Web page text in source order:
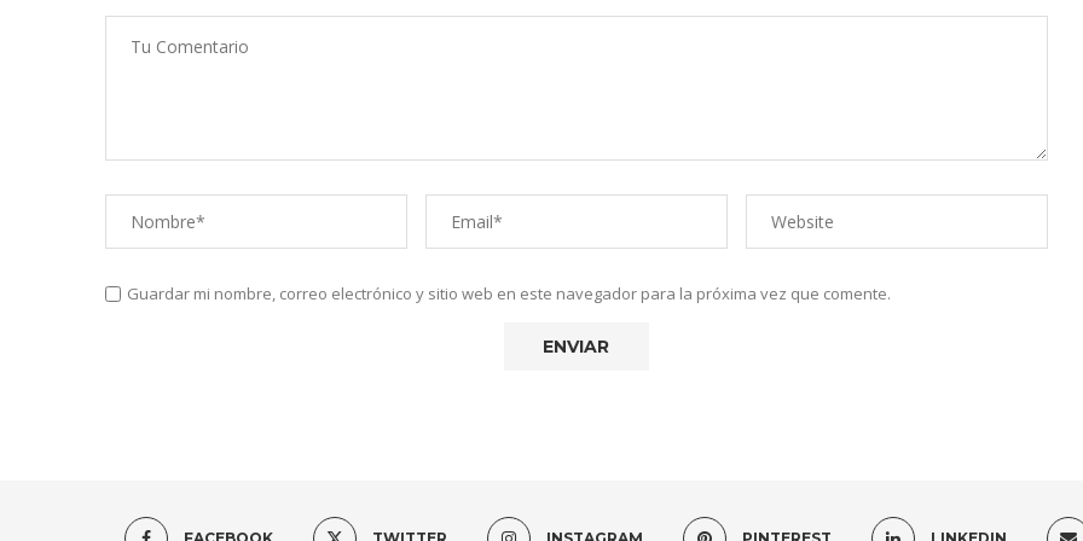
Guardar mi nombre, correo electrónico y sitio web en este navegador para la próxima vez que comente.